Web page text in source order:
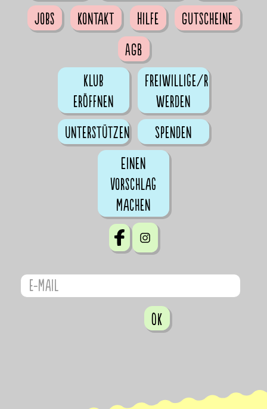
Jobs
Kontakt Hilfe
Gutscheine
AGB
Klub
eröffnen
Freiwillige/r
werden
Unterstützen
Spenden
Einen
Vorschlag
machen
OK